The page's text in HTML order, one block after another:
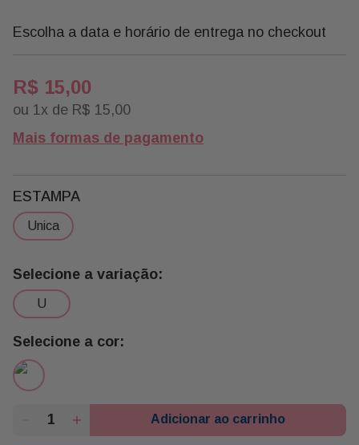
Escolha a data e horário de entrega no checkout
R$ 15,00
ou 1 x de R$ 15,00
Mais formas de pagamento
u
ESTAMPA
unica
Adicionar ao carrinho